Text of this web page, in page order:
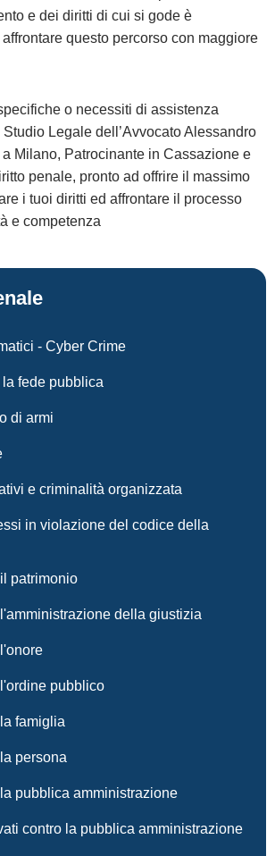
e dei diritti di cui si gode è
questo percorso con maggiore
o necessiti di assistenza
Studio Legale dell’Avvocato Alessandro
Milano, Patrocinante in Cassazione e
penale, pronto ad offrire il massimo
i tuoi diritti ed affrontare il processo
e competenza
- Cyber Crime
fede pubblica
di armi
e criminalità organizzata
in violazione del codice della
patrimonio
della giustizia
pubblico
famiglia
persona
pubblica amministrazione
contro la pubblica amministrazione